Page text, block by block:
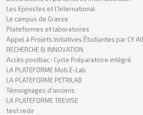
Les Epmistes et l'International
Le campus de Grasse
Plateformes et laboratoires
Appel à Projets Initiatives Étudiantes par CY
RECHERCHE & INNOVATION
Accès postbac : Cycle Préparatoire intégré
LA PLATEFORME Mob.E-Lab
LA PLATEFORME PETRILAB
Témoignages d'anciens
LA PLATEFORME TREVISE
test redir